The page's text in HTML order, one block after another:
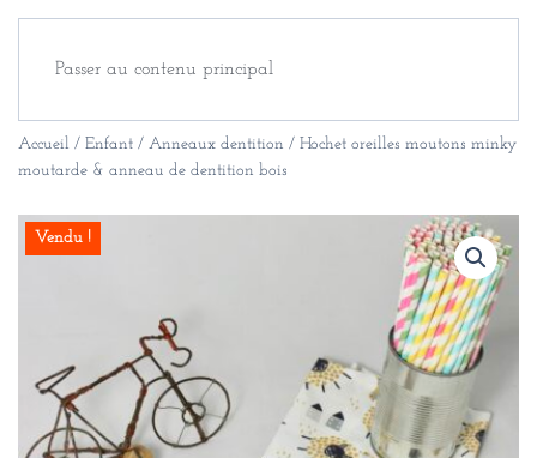
Passer au contenu principal
Accueil / Enfant / Anneaux dentition / Hochet oreilles moutons minky
moutarde & anneau de dentition bois
Vendu !